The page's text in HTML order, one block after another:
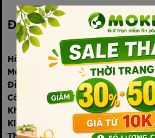
Đặc điểm nổi bật
Hãng sản xuất:Baby Brezza
Mã sản phẩm:
BRZ10002
Điện áp sử dụng:220-240V, 50/
Công suất nung:500W;Công
Khối lượng máy:
3.8kg.
Kích thước:
24cm (dài), 18cm